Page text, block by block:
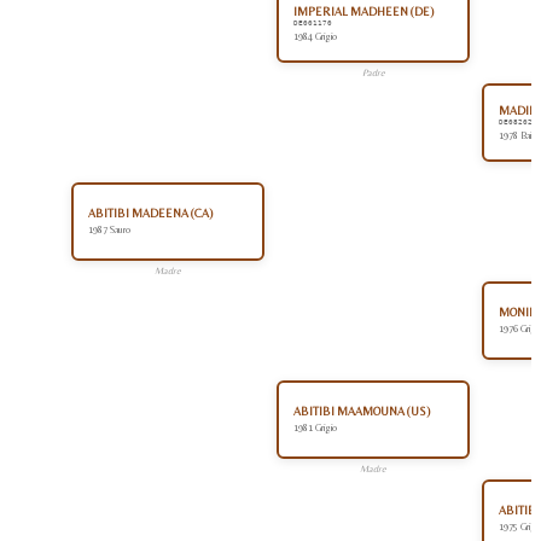
ABITIBI MADEENA (CA)
1987 Sauro
Madre
IMPERIAL MADHEEN (DE)
DE001170
1984 Grigio
Padre
1978 Baio
ABITIBI MAAMOUNA (US)
1981 Grigio
Madre
1976 Grigio
1975 Grigio